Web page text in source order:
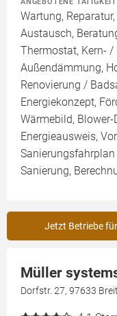
Wartung,
Austausch,
Thermostat, Kern-
Außendämmung,
Renovierung /
Energiekonzept,
Wärmebild,
Energieausweis,
Sanierung,
Jetzt Betriebe
Müller
Dorfstr. 27, 97633